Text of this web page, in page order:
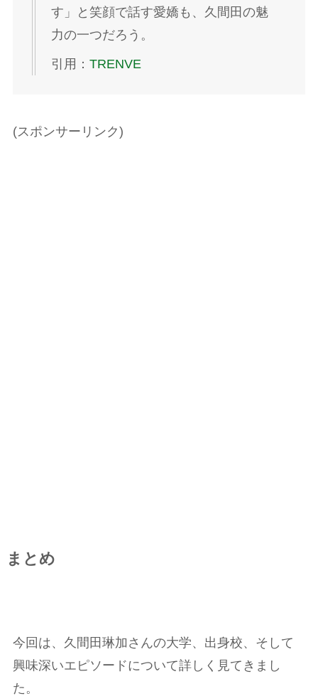
す」と笑顔で話す愛嬌も、久間田の魅
力の一つだろう。
引用： TRENVE
(スポンサーリンク)
まとめ
今回は、久間田琳加さんの大学、出身校、そして
興味深いエピソードについて詳しく見てきまし
た。